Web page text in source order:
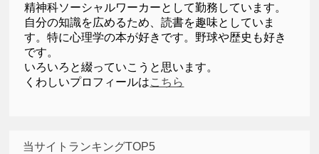
精神科ソーシャルワーカーとして勤務しています。
自分の知識を広めるため、読書を趣味としていま
す。特に心理学の本が好きです。野球や歴史も好き
です。
いろいろと綴っていこうと思います。
くわしいプロフィールはこちら
当サイトランキングTOP5